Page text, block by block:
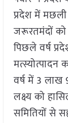
प्रदेश में
जरूरतमंदों को
पिछले वर्ष
मत्स्योत्पादन
वर्ष में 3 लाख
लक्ष्य को
समितियों से